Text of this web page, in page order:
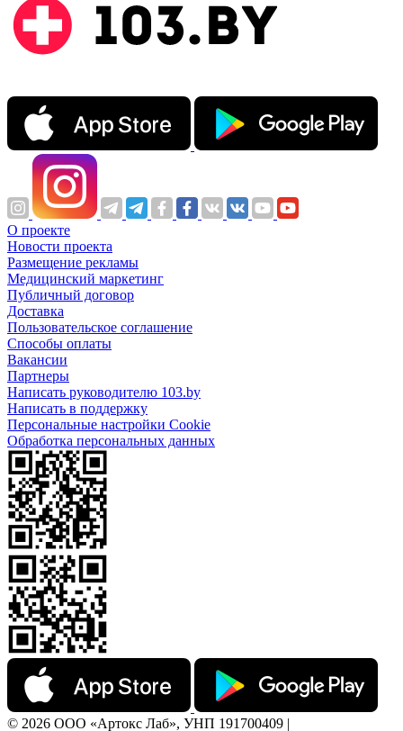
О проекте
Новости проекта
Размещение рекламы
Медицинский маркетинг
Публичный договор
Доставка
Пользовательское соглашение
Способы оплаты
Вакансии
Партнеры
Написать руководителю 103.by
Написать в поддержку
Персональные настройки Cookie
Обработка персональных данных
© 2026 ООО «Артокс Лаб», УНП 191700409 |